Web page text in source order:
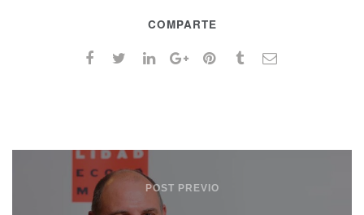
COMPARTE
POST PREVIO